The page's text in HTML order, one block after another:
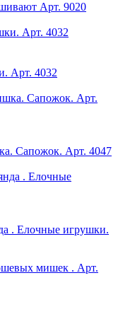
Арт. 9020
Арт. 4032
Сапожок. Арт. 4047
. Елочные игрушки.